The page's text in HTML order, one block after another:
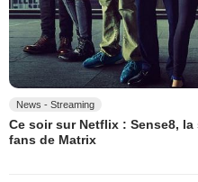
News - Streaming
Ce soir sur Netflix : Sense8,
fans de Matrix